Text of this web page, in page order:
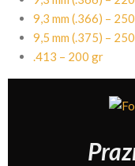
9,3 mm (.366) –
9,5 mm (.375) –
.413 – 200 gr